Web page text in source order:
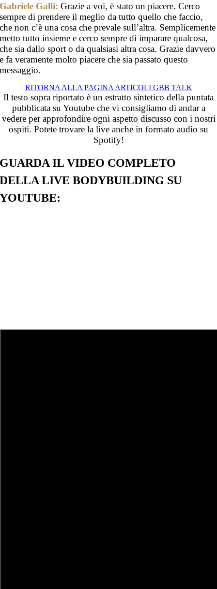
Gabriele Galli: Grazie a voi, è stato un piacere. Cerco
sempre di prendere il meglio da tutto quello che faccio,
che non c’è una cosa che prevale sull’altra. Semplicemente
metto tutto insieme e cerco sempre di imparare qualcosa,
che sia dallo sport o da qualsiasi altra cosa. Grazie davvero
e fa veramente molto piacere che sia passato questo
messaggio.
RITORNA ALLA PAGINA ARTICOLI GBB TALK
Il testo sopra riportato è un estratto sintetico della puntata
pubblicata su Youtube che vi consigliamo di andar a
vedere per approfondire ogni aspetto discusso con i nostri
ospiti. Potete trovare la live anche in formato audio su
Spotify!
GUARDA IL VIDEO COMPLETO
DELLA LIVE BODYBUILDING SU
YOUTUBE: